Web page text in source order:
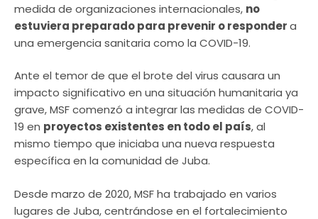
medida de organizaciones internacionales, no
estuviera preparado para prevenir o respondera
una emergencia sanitaria como la COVID-19.
Ante el temor de que el brote del virus causara un
impacto significativo en una situación humanitaria ya
grave, MSF comenzó a integrar las medidas de COVID-
19 en proyectos existentes en todo el país, al
mismo tiempo que iniciaba una nueva respuesta
específica en la comunidad de Juba.
Desde marzo de 2020, MSF ha trabajado en varios
lugares de Juba, centrándose en el fortalecimiento